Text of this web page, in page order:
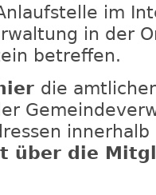
im
in der
betreffen.
die
über die